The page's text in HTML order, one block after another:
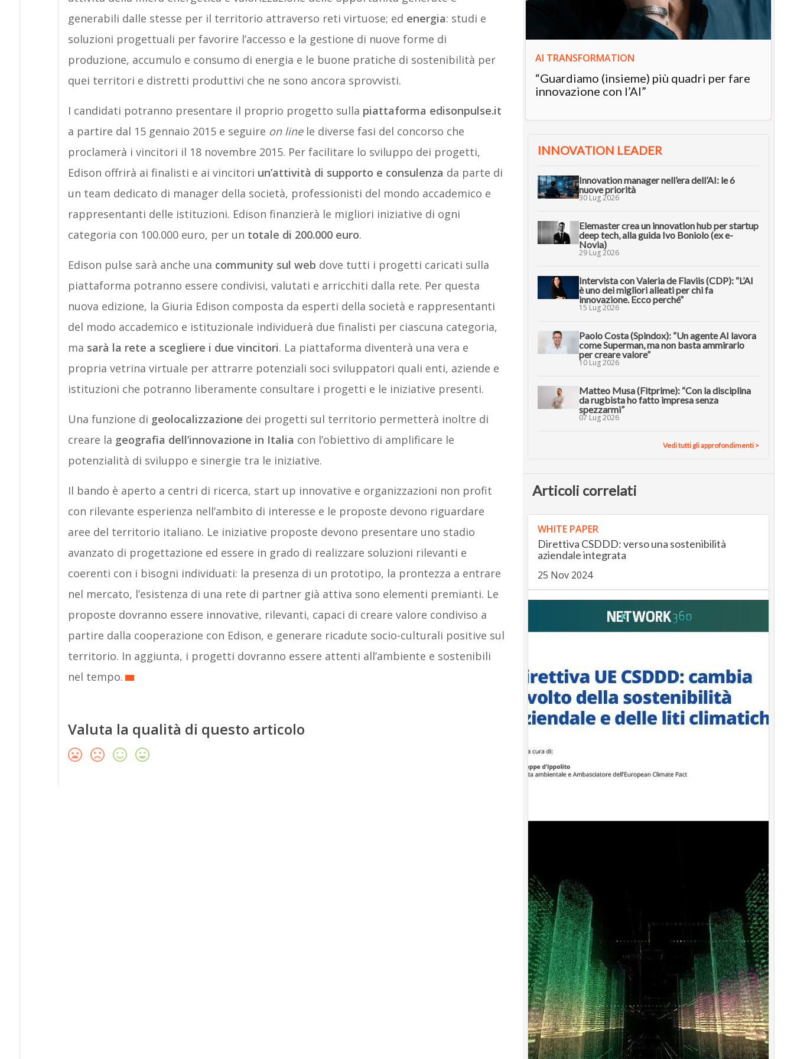
generabili dalle stesse per il territorio attraverso reti virtuose; ed energia: studi e
soluzioni progettuali per favorire l’accesso e la gestione di nuove forme di
produzione, accumulo e consumo di energia e le buone pratiche di sostenibilità per
quei territori e distretti produttivi che ne sono ancora sprovvisti.
I candidati potranno presentare il proprio progetto sulla piattaforma edisonpulse.it
a partire dal 15 gennaio 2015 e seguire on line le diverse fasi del concorso che
proclamerà i vincitori il 18 novembre 2015. Per facilitare lo sviluppo dei progetti,
Edison offrirà ai finalisti e ai vincitori un’attività di supporto e consulenza da parte di
un team dedicato di manager della società, professionisti del mondo accademico e
rappresentanti delle istituzioni. Edison finanzierà le migliori iniziative di ogni
categoria con 100.000 euro, per un totale di 200.000 euro.
Edison pulse sarà anche una community sul web dove tutti i progetti caricati sulla
piattaforma potranno essere condivisi, valutati e arricchiti dalla rete. Per questa
nuova edizione, la Giuria Edison composta da esperti della società e rappresentanti
del modo accademico e istituzionale individuerà due finalisti per ciascuna categoria,
ma sarà la rete a scegliere i due vincitori. La piattaforma diventerà una vera e
propria vetrina virtuale per attrarre potenziali soci sviluppatori quali enti, aziende e
istituzioni che potranno liberamente consultare i progetti e le iniziative presenti.
Una funzione di geolocalizzazione dei progetti sul territorio permetterà inoltre di
creare la geografia dell’innovazione in Italia con l’obiettivo di amplificare le
potenzialità di sviluppo e sinergie tra le iniziative.
Il bando è aperto a centri di ricerca, start up innovative e organizzazioni non profit
con rilevante esperienza nell’ambito di interesse e le proposte devono riguardare
aree del territorio italiano. Le iniziative proposte devono presentare uno stadio
avanzato di progettazione ed essere in grado di realizzare soluzioni rilevanti e
coerenti con i bisogni individuati: la presenza di un prototipo, la prontezza a entrare
nel mercato, l’esistenza di una rete di partner già attiva sono elementi premianti. Le
proposte dovranno essere innovative, rilevanti, capaci di creare valore condiviso a
partire dalla cooperazione con Edison, e generare ricadute socio-culturali positive sul
territorio. In aggiunta, i progetti dovranno essere attenti all’ambiente e sostenibili
nel tempo.
Valuta la qualità di questo articolo
AI TRANSFORMATION
“Guardiamo (insieme) più quadri per fare
innovazione con l’AI”
INNOVATION LEADER
Innovation manager nell’era dell’AI: le 6
nuove priorità
30 Lug 2026
Elemaster crea un innovation hub per startup
deep tech, alla guida Ivo Boniolo (ex e-
Novia)
29 Lug 2026
Intervista con Valeria de Flaviis (CDP): “L’AI
è uno dei migliori alleati per chi fa
innovazione. Ecco perché”
15 Lug 2026
Paolo Costa (Spindox): “Un agente AI lavora
come Superman, ma non basta ammirarlo
per creare valore”
10 Lug 2026
Matteo Musa (Fitprime): “Con la disciplina
da rugbista ho fatto impresa senza
spezzarmi”
07 Lug 2026
Vedi tutti gli approfondimenti >
Articoli correlati
WHITE PAPER
Direttiva CSDDD: verso una sostenibilità
aziendale integrata
25 Nov 2024